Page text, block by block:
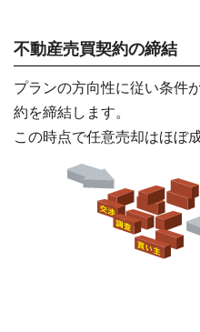
不動産売買契約の締結
プランの方向性に従い条件
約を締結します。
この時点で任意売却はほぼ